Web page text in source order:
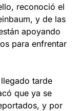
reconoció el
y de las
apoyando
para enfrentar
tarde
que ya se
y por